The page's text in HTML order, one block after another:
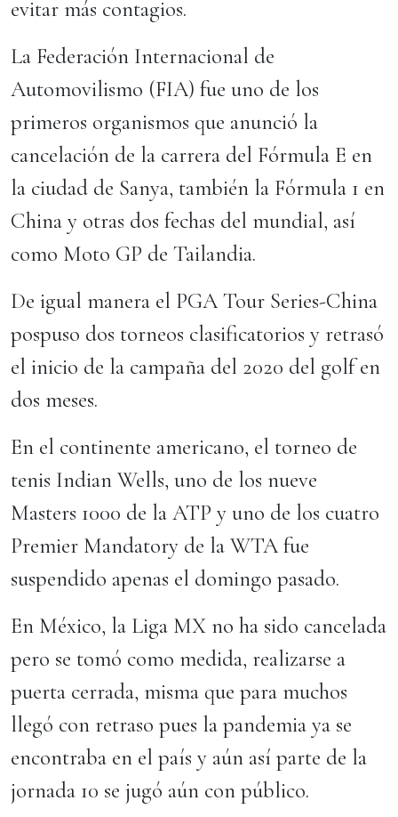
evitar más contagios.
La Federación Internacional de
Automovilismo (FIA) fue uno de los
primeros organismos que anunció la
cancelación de la carrera del Fórmula E en
la ciudad de Sanya, también la Fórmula 1 en
China y otras dos fechas del mundial, así
como Moto GP de Tailandia.
De igual manera el PGA Tour Series-China
pospuso dos torneos clasificatorios y retrasó
el inicio de la campaña del 2020 del golf en
dos meses.
En el continente americano, el torneo de
tenis Indian Wells, uno de los nueve
Masters 1000 de la ATP y uno de los cuatro
Premier Mandatory de la WTA fue
suspendido apenas el domingo pasado.
En México, la Liga MX no ha sido cancelada
pero se tomó como medida, realizarse a
puerta cerrada, misma que para muchos
llegó con retraso pues la pandemia ya se
encontraba en el país y aún así parte de la
jornada 10 se jugó aún con público.